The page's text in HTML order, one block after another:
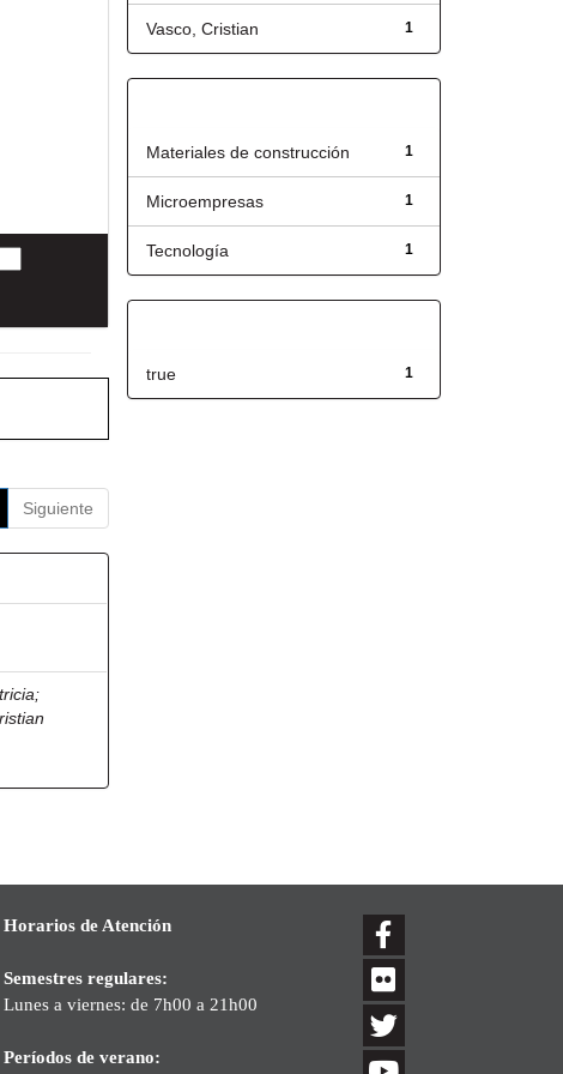
Siguiente
;
1
Vasco, Cristian
1
Materiales de construcción
1
Microempresas
1
Tecnología
1
true
Horarios de Atención
Semestres regulares:
Lunes a viernes: de 7h00 a 21h00
Períodos de verano: